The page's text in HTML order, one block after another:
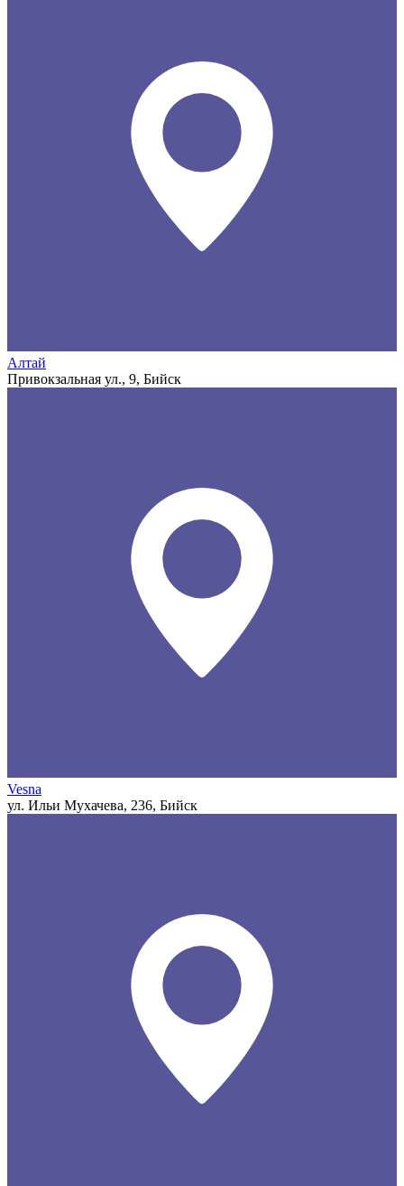
Алтай
Привокзальная ул., 9, Бийск
Vesna
ул. Ильи Мухачева, 236, Бийск